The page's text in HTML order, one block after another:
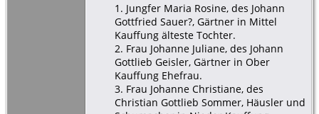
1. Jungfer Maria Rosine, des Johann
Gottfried Sauer?, Gärtner in Mittel
Kauffung älteste Tochter.
2. Frau Johanne Juliane, des Johann
Gottlieb Geisler, Gärtner in Ober
Kauffung Ehefrau.
3. Frau Johanne Christiane, des
Christian Gottlieb Sommer, Häusler und